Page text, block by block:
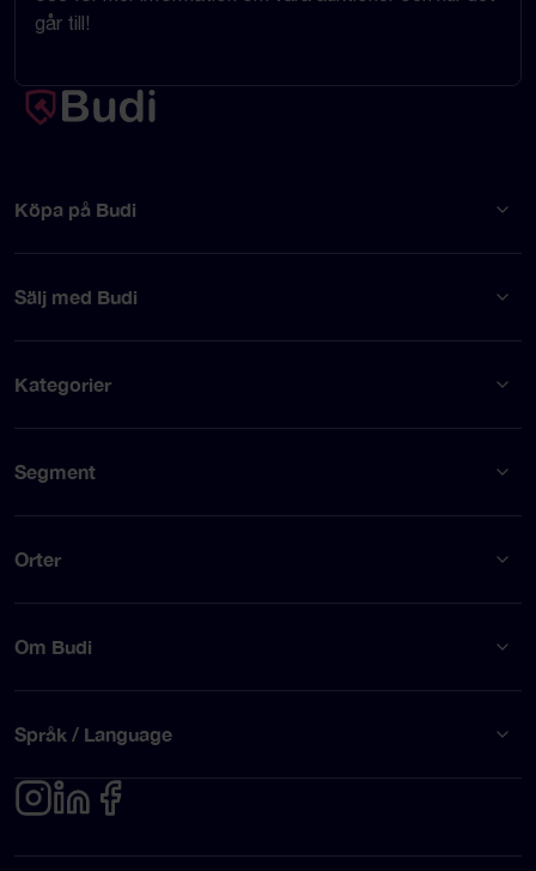
går till!
Köpa på Budi
Sälj med Budi
Kategorier
Segment
Orter
Om Budi
Språk / Language